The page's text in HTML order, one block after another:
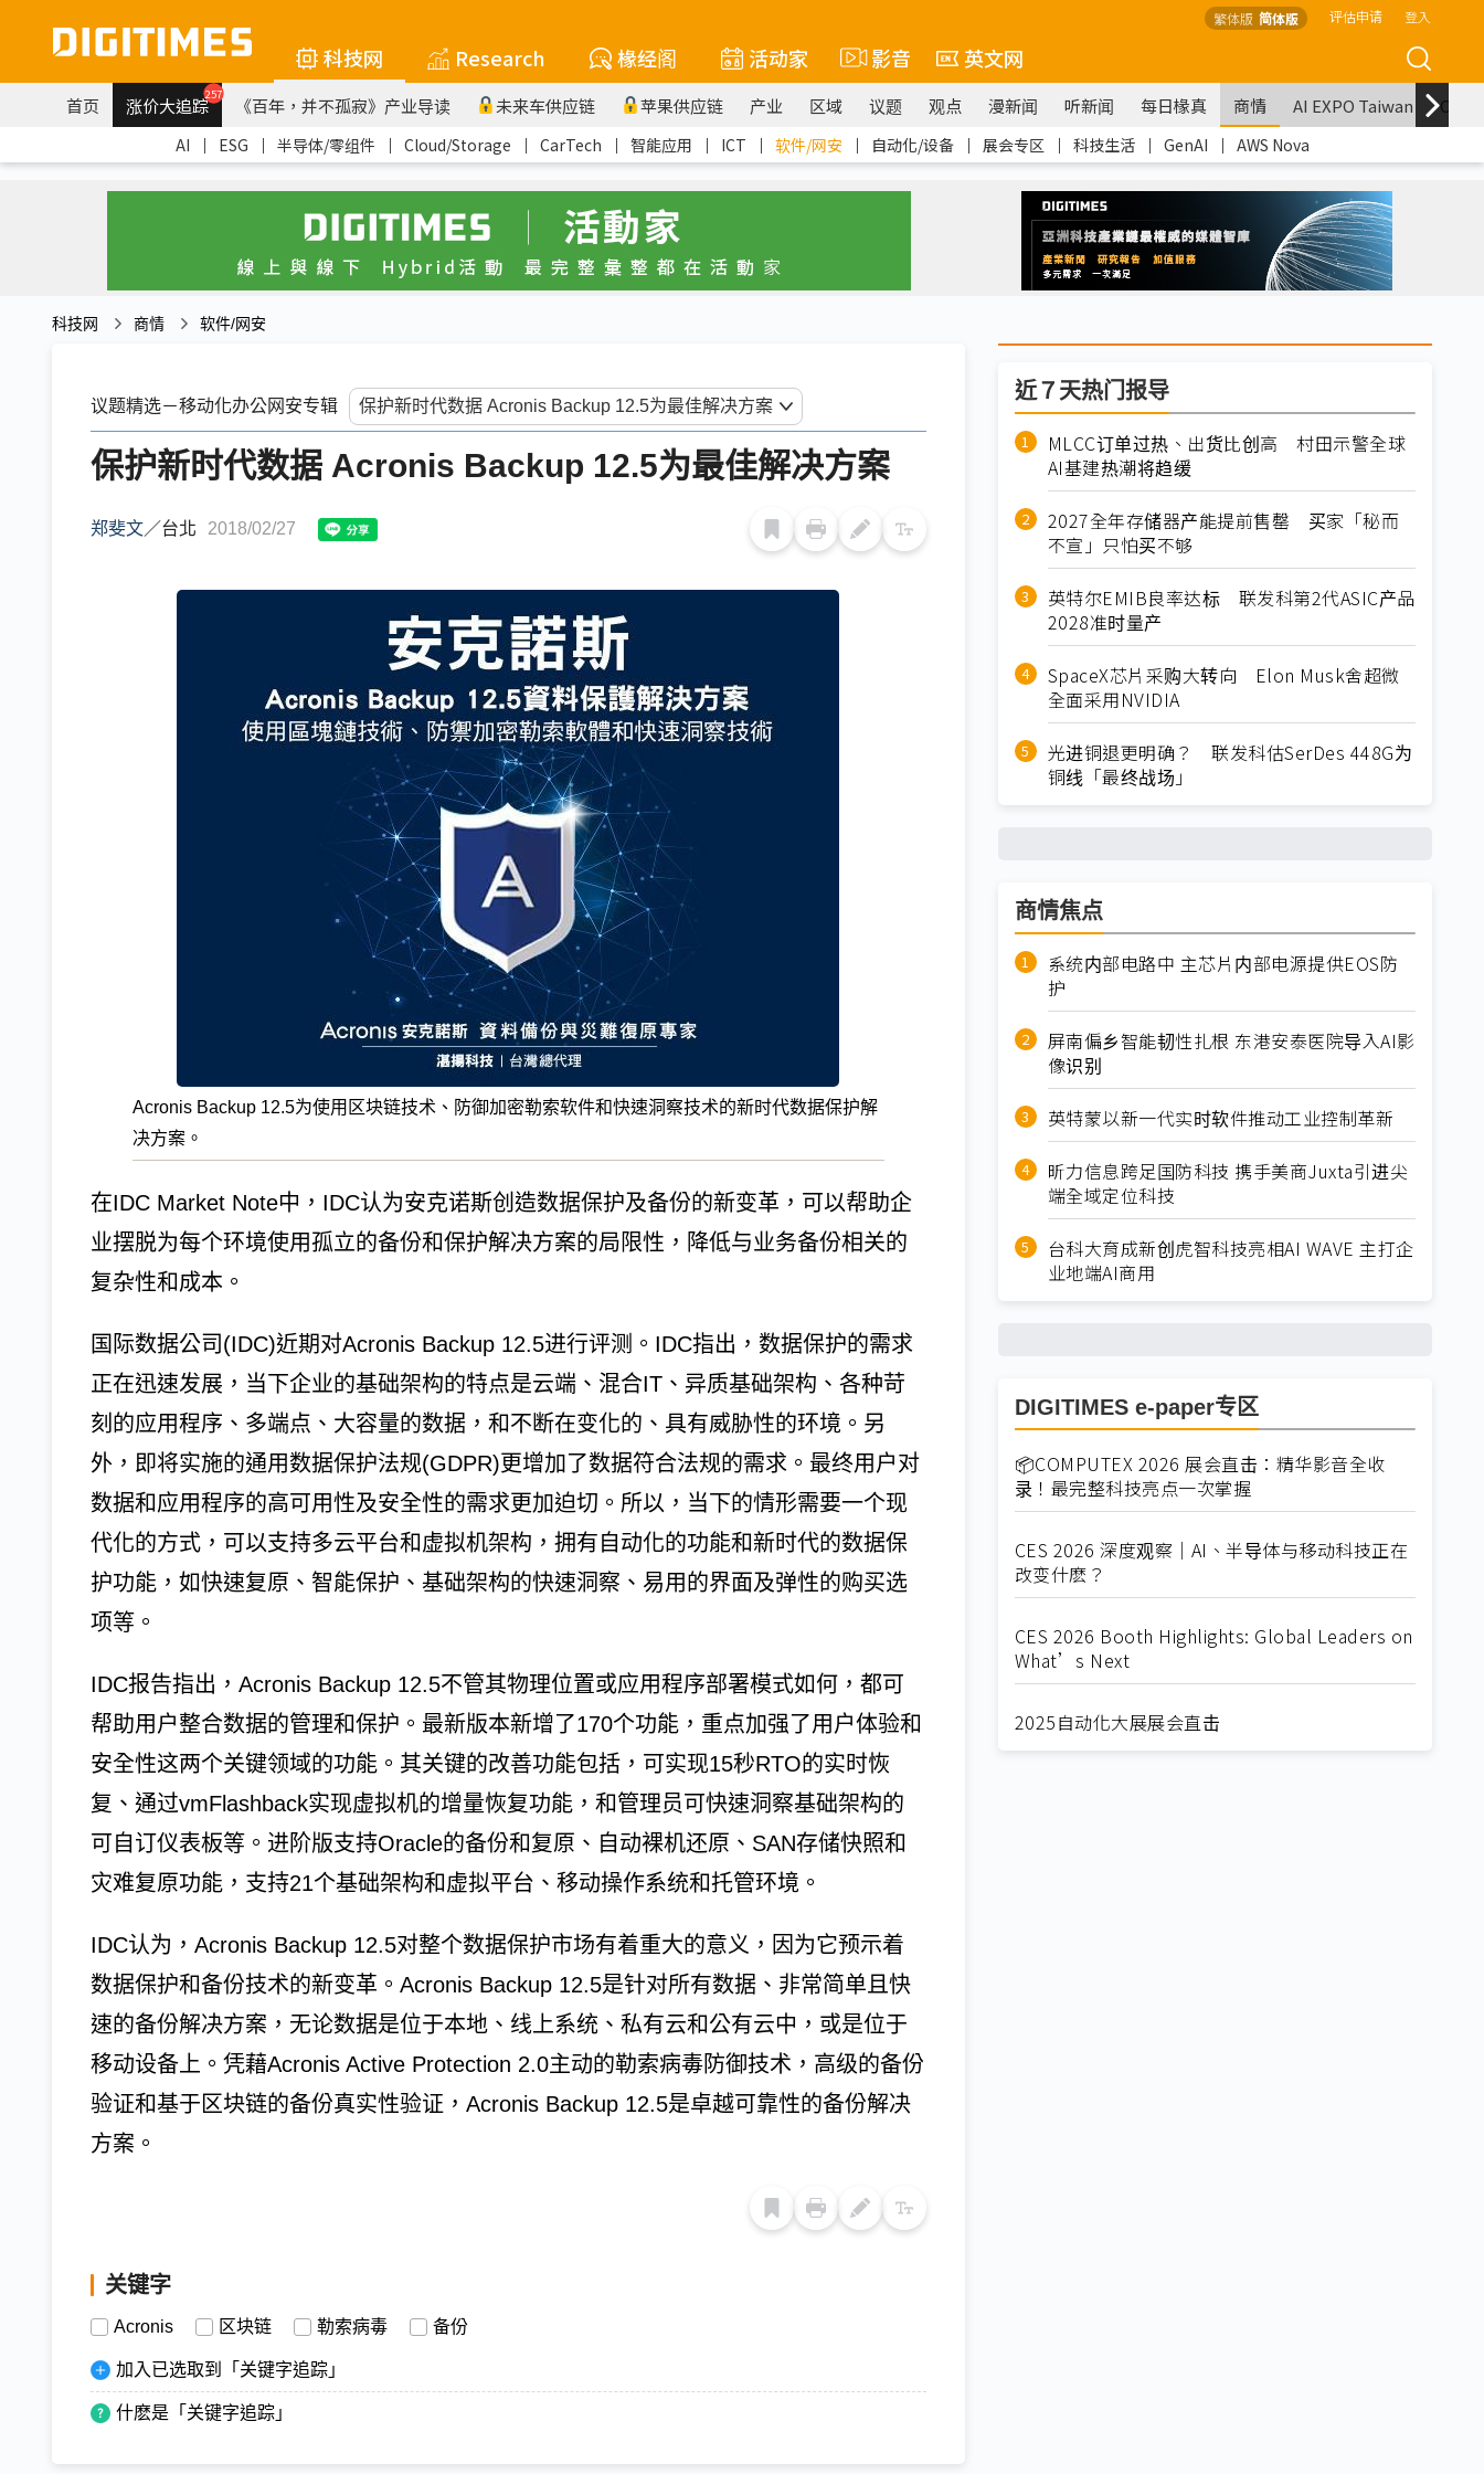
繁体版 简体版 评估申请 登入
科技网 Research 椽经阁 活动家 影音 英文网
首页 涨价大追踪257 《百年，并不孤寂》产业导读 未来车供应链 苹果供应链 产业 区域 议题 观点 漫新闻 听新闻 每日椽真 商情 AI EXPO Taiwan
AI ｜ ESG ｜ 半导体/零组件 ｜ Cloud/Storage ｜ CarTech ｜ 智能应用 ｜ ICT ｜ 软件/网安 ｜ 自动化/设备 ｜ 展会专区 ｜ 科技生活 ｜ GenAI ｜ AWS Nova
科技网 商情 软件/网安
议题精选－移动化办公网安专辑
保护新时代数据 Acronis Backup 12.5为最佳解决方案
郑斐文／台北 2018/02/27
Acronis Backup 12.5为使用区块链技术、防御加密勒索软件和快速洞察技术的新时代数据保护解
决方案。
在IDC Market Note中，IDC认为安克诺斯创造数据保护及备份的新变革，可以帮助企
业摆脱为每个环境使用孤立的备份和保护解决方案的局限性，降低与业务备份相关的
复杂性和成本。
国际数据公司(IDC)近期对Acronis Backup 12.5进行评测。IDC指出，数据保护的需求
正在迅速发展，当下企业的基础架构的特点是云端、混合IT、异质基础架构、各种苛
刻的应用程序、多端点、大容量的数据，和不断在变化的、具有威胁性的环境。另
外，即将实施的通用数据保护法规(GDPR)更增加了数据符合法规的需求。最终用户对
数据和应用程序的高可用性及安全性的需求更加迫切。所以，当下的情形需要一个现
代化的方式，可以支持多云平台和虚拟机架构，拥有自动化的功能和新时代的数据保
护功能，如快速复原、智能保护、基础架构的快速洞察、易用的界面及弹性的购买选
项等。
IDC报告指出，Acronis Backup 12.5不管其物理位置或应用程序部署模式如何，都可
帮助用户整合数据的管理和保护。最新版本新增了170个功能，重点加强了用户体验和
安全性这两个关键领域的功能。其关键的改善功能包括，可实现15秒RTO的实时恢
复、通过vmFlashback实现虚拟机的增量恢复功能，和管理员可快速洞察基础架构的
可自订仪表板等。进阶版支持Oracle的备份和复原、自动裸机还原、SAN存储快照和
灾难复原功能，支持21个基础架构和虚拟平台、移动操作系统和托管环境。
IDC认为，Acronis Backup 12.5对整个数据保护市场有着重大的意义，因为它预示着
数据保护和备份技术的新变革。Acronis Backup 12.5是针对所有数据、非常简单且快
速的备份解决方案，无论数据是位于本地、线上系统、私有云和公有云中，或是位于
移动设备上。凭藉Acronis Active Protection 2.0主动的勒索病毒防御技术，高级的备份
验证和基于区块链的备份真实性验证，Acronis Backup 12.5是卓越可靠性的备份解决
方案。
关键字
Acronis 区块链 勒索病毒 备份
加入已选取到「关键字追踪」
什麽是「关键字追踪」
近７天热门报导
MLCC订单过热、出货比创高 村田示警全球
AI基建热潮将趋缓
2027全年存储器产能提前售罄 买家「秘而
不宣」只怕买不够
英特尔EMIB良率达标 联发科第2代ASIC产品
2028准时量产
SpaceX芯片采购大转向 Elon Musk舍超微
全面采用NVIDIA
光进铜退更明确？ 联发科估SerDes 448G为
铜线「最终战场」
商情焦点
系统内部电路中 主芯片内部电源提供EOS防
护
屏南偏乡智能韧性扎根 东港安泰医院导入AI影
像识别
英特蒙以新一代实时软件推动工业控制革新
昕力信息跨足国防科技 携手美商Juxta引进尖
端全域定位科技
台科大育成新创虎智科技亮相AI WAVE 主打企
业地端AI商用
DIGITIMES e-paper专区
📦COMPUTEX 2026 展会直击：精华影音全收
录！最完整科技亮点一次掌握
CES 2026 深度观察｜AI、半导体与移动科技正在
改变什麽？
CES 2026 Booth Highlights: Global Leaders on
What’s Next
2025自动化大展展会直击